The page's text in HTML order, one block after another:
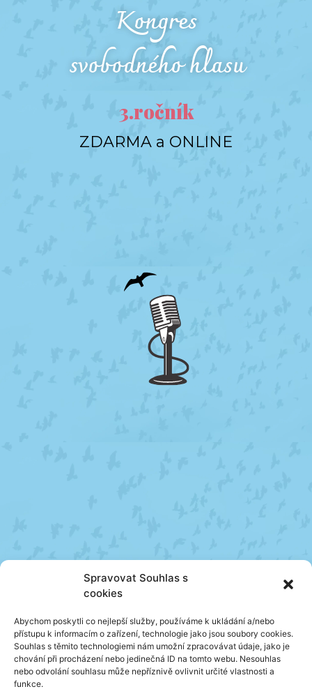
Spravovat Souhlas s
cookies
Abychom poskytli co nejlepší služby, používáme k ukládání a/nebo
přístupu k informacím o zařízení, technologie jako jsou soubory cookies.
Souhlas s těmito technologiemi nám umožní zpracovávat údaje, jako je
chování při procházení nebo jedinečná ID na tomto webu. Nesouhlas
nebo odvolání souhlasu může nepříznivě ovlivnit určité vlastnosti a
funkce.
Kongres
svobodného hlasu
3.ročník
ZDARMA a ONLINE